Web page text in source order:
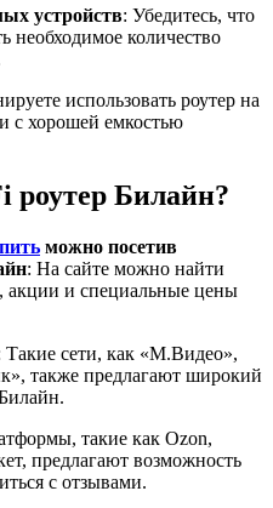
устройств: Убедитесь, что
необходимое количество
использовать роутер на
с хорошей емкостью
роутер Билайн?
можно посетив
: На сайте можно найти
акции и специальные цены
Такие сети, как «М.Видео»,
также предлагают широкий
такие как Ozon,
предлагают возможность
с отзывами.